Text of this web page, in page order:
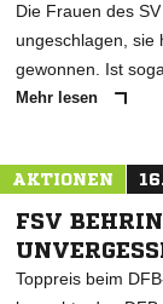
Die Frauen des
ungeschlagen, sie
gewonnen. Ist
Mehr lesen
AKTIONEN
FSV
Toppreis beim